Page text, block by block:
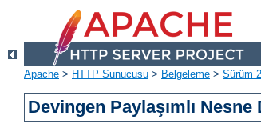
Apache > HTTP Sunucusu > Belgeleme > Sürüm
Devingen Paylaşımlı Nesne